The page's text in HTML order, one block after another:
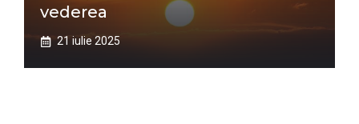
vederea
21 iulie 2025